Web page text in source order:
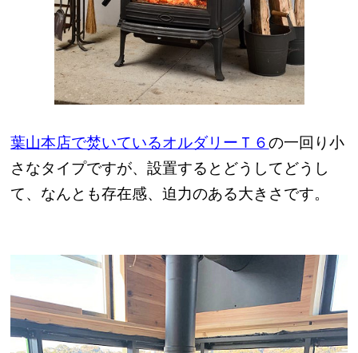
葉山本店で焚いているオルダリーＴ６の一回り小
さなタイプですが、設置するとどうしてどうし
て、なんとも存在感、迫力のある大きさです。